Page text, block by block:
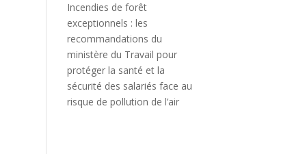
Incendies de forêt
exceptionnels : les
recommandations du
ministère du Travail pour
protéger la santé et la
sécurité des salariés face au
risque de pollution de l’air